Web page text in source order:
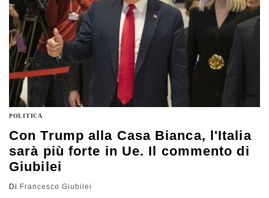
POLITICA
Con Trump alla Casa Bianca, l'Italia
sarà più forte in Ue. Il commento di
Giubilei
Di Francesco Giubilei